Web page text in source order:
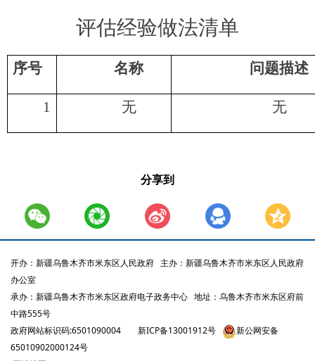
评估经验做法清单
序号 名称 问题描述
1 无 无
分享到
开办：新疆乌鲁木齐市米东区人民政府 主办：新疆乌鲁木齐市米东区人民政府
办公室
承办：新疆乌鲁木齐市米东区政府电子政务中心 地址：乌鲁木齐市米东区府前
中路555号
政府网站标识码:6501090004
新ICP备13001912号
新公网安备
65010902000124号